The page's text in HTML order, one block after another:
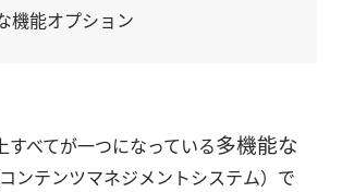
機能オプション
べてが一つになっている多機能な
コンテンツマネジメントシステム）で